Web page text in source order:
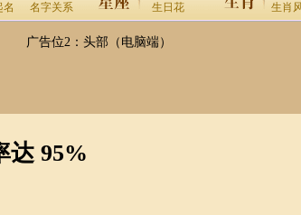
名
名字关系
生日花
生肖
广告位2：头部（电脑端）
达 95%